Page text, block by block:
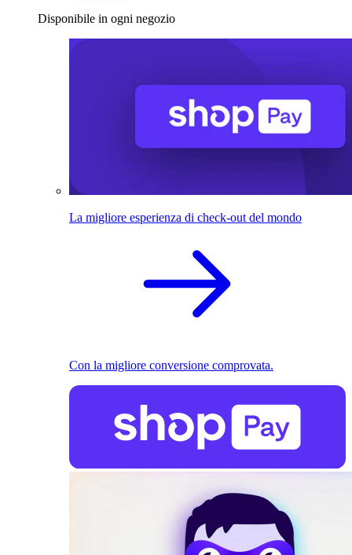
Disponibile in ogni negozio
La migliore esperienza di check-out del mondo
Con la migliore conversione comprovata.